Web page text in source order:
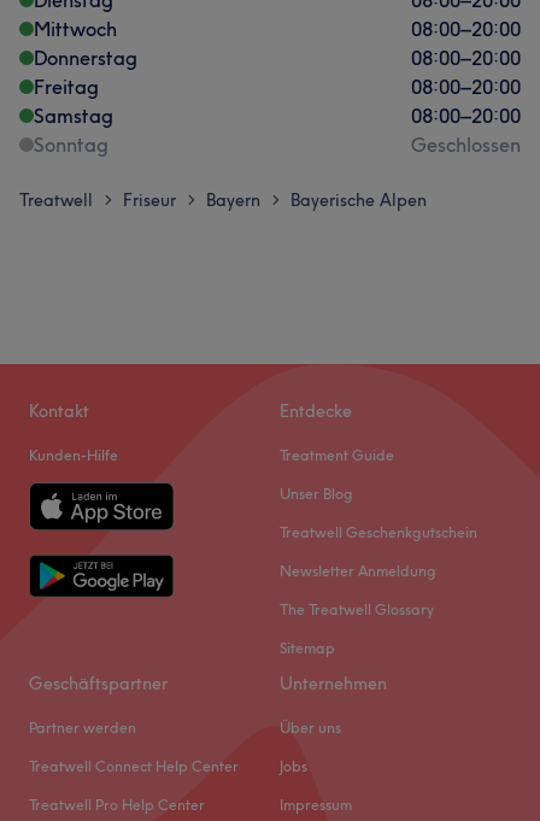
Mittwoch
08:00–20:00
Donnerstag
08:00–20:00
Freitag
08:00–20:00
Samstag
08:00–20:00
Sonntag
Geschlossen
Treatwell > Friseur > Bayern > Bayerische Alpen
Kontakt
Kunden-Hilfe
Entdecke
Treatment Guide
Unser Blog
Treatwell Geschenkgutschein
Newsletter Anmeldung
The Treatwell Glossary
Sitemap
Geschäftspartner
Partner werden
Treatwell Connect Help Center
Treatwell Pro Help Center
Unternehmen
Über uns
Jobs
Impressum